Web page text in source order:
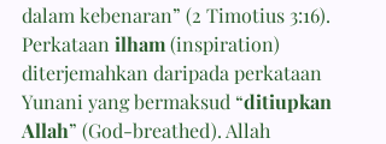
dalam kebenaran” (2 Timotius 3:16).
Perkataan ilham (inspiration)
diterjemahkan daripada perkataan
Yunani yang bermaksud “ditiupkan
Allah” (God-breathed). Allah